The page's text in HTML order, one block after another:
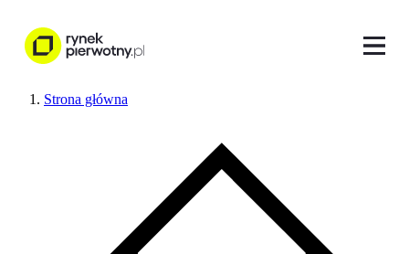
Strona główna